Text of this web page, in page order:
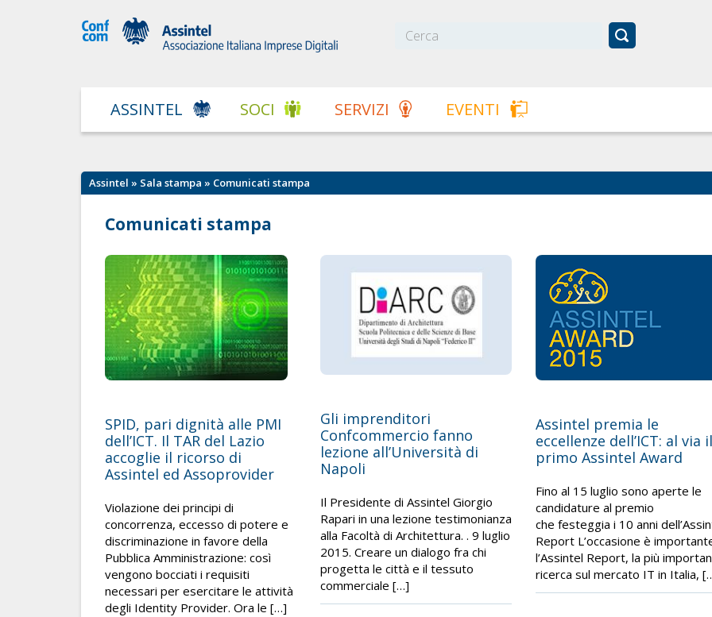
ASSINTEL SOCI SERVIZI EVENTI
Assintel » Sala stampa » Comunicati stampa
Comunicati stampa
SPID, pari dignità alle PMI
dell’ICT. Il TAR del Lazio
accoglie il ricorso di
Assintel ed Assoprovider
Violazione dei principi di
concorrenza, eccesso di potere e
discriminazione in favore della
Pubblica Amministrazione: così
vengono bocciati i requisiti
necessari per esercitare le attività
degli Identity Provider. Ora le […]
Gli imprenditori
Confcommercio fanno
lezione all’Università di
Napoli
Il Presidente di Assintel Giorgio
Rapari in una lezione testimonianza
alla Facoltà di Architettura. . 9 luglio
2015. Creare un dialogo fra chi
progetta le città e il tessuto
commerciale […]
Assintel premia le
eccellenze dell’ICT: al via il
primo Assintel Award
Fino al 15 luglio sono aperte le
candidature al premio
che festeggia i 10 anni
Report L’occasione è
l’Assintel Report, la più
ricerca sul mercato IT in Italia,